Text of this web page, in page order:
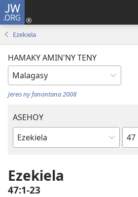
JW.ORG
Ezekiela
HAMAKY AMIN'NY TENY
Jereo ny fanontana 2008
ASEHOY
Boky
Amin’ny
Baiboly
Toko
Ezekiela
47:1-23